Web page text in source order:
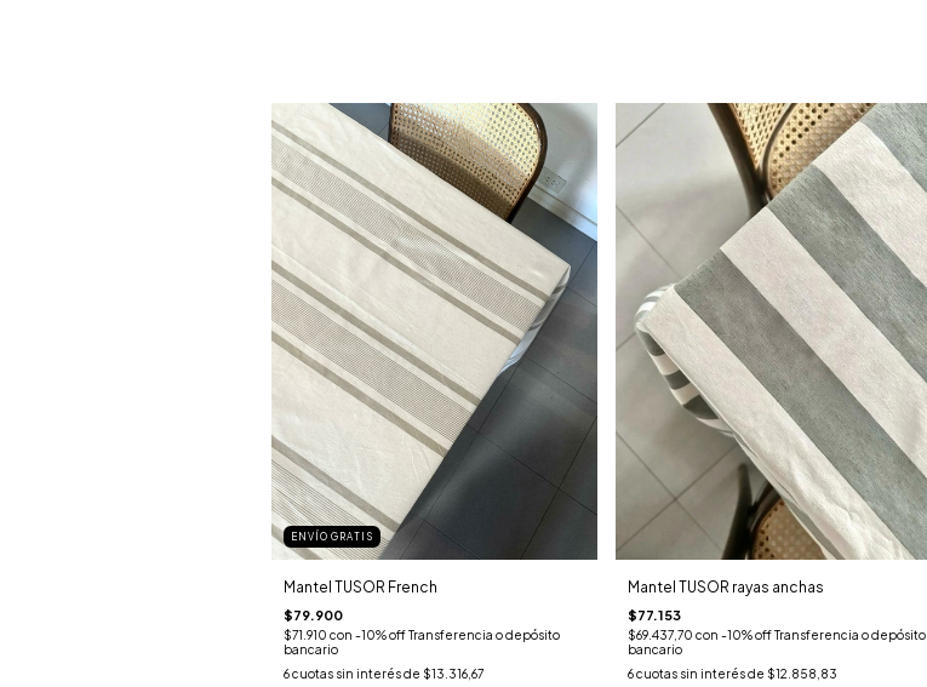
ENVÍO GRATIS
Mantel TUSOR French
$79.900
$71.910 con -10% off Transferencia o depósito
bancario
6cuotas sin interés de $13.316,67
Mantel TUSOR rayas anchas
$77.153
$69.437,70 con -10% off Transferencia o depósito
bancario
6cuotas sin interés de $12.858,83